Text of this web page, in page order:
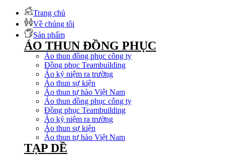
Trang chủ
Về chúng tôi
Sản phẩm
ÁO THUN ĐỒNG PHỤC
Áo thun đồng phục công ty
Đồng phục Teambuilding
Áo kỷ niệm ra trường
Áo thun sự kiện
Áo thun tự hào Việt Nam
Áo thun đồng phục công ty
Đồng phục Teambuilding
Áo kỷ niệm ra trường
Áo thun sự kiện
Áo thun tự hào Việt Nam
TẠP DỀ